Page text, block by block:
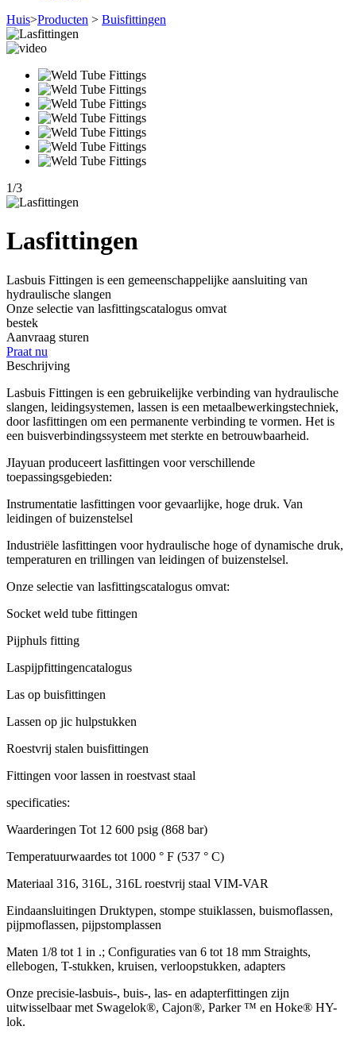
Huis>Producten > Buisfittingen
1/3
Lasfittingen
Lasbuis Fittingen is een gemeenschappelijke aansluiting van
hydraulische slangen
Onze selectie van lasfittingscatalogus omvat
bestek
Aanvraag sturen
Praat nu
Beschrijving
Lasbuis Fittingen is een gebruikelijke verbinding van hydraulische
slangen, leidingsystemen, lassen is een metaalbewerkingstechniek,
door lasfittingen om een permanente verbinding te vormen. Het is
een buisverbindingssysteem met sterkte en betrouwbaarheid.
JIayuan produceert lasfittingen voor verschillende
toepassingsgebieden:
Instrumentatie lasfittingen voor gevaarlijke, hoge druk. Van
leidingen of buizenstelsel
Industriële lasfittingen voor hydraulische hoge of dynamische druk,
temperaturen en trillingen van leidingen of buizenstelsel.
Onze selectie van lasfittingscatalogus omvat:
Socket weld tube fittingen
Pijphuls fitting
Laspijpfittingencatalogus
Las op buisfittingen
Lassen op jic hulpstukken
Roestvrij stalen buisfittingen
Fittingen voor lassen in roestvast staal
specificaties:
Waarderingen Tot 12 600 psig (868 bar)
Temperatuurwaardes tot 1000 ° F (537 ° C)
Materiaal 316, 316L, 316L roestvrij staal VIM-VAR
Eindaansluitingen Druktypen, stompe stuiklassen, buismoflassen,
pijpmoflassen, pijpstomplassen
Maten 1/8 tot 1 in .; Configuraties van 6 tot 18 mm Straights,
ellebogen, T-stukken, kruisen, verloopstukken, adapters
Onze precisie-lasbuis-, buis-, las- en adapterfittingen zijn
uitwisselbaar met Swagelok®, Cajon®, Parker ™ en Hoke® HY-
lok.